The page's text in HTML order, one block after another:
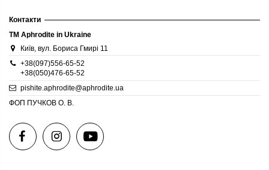
Контакти
TM Aphrodite in Ukraine
Київ, вул. Бориса Гмирі 11
+38(097)556-65-52
+38(050)476-65-52
pishite.aphrodite@aphrodite.ua
ФОП ПУЧКОВ О. В.